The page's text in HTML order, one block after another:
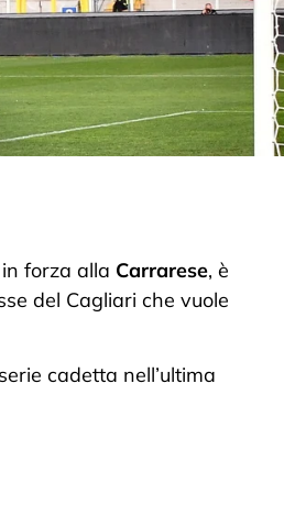
forza alla Carrarese, è
del Cagliari che vuole
cadetta nell’ultima